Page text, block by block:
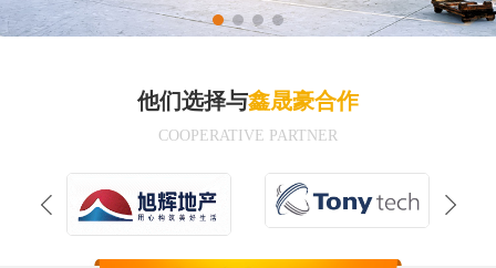
他们选择与鑫晟豪合作
COOPERATIVE PARTNER